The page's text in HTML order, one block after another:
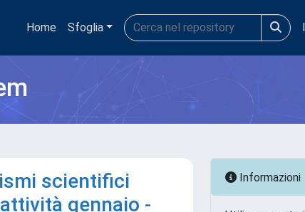
Home Sfoglia
scientifici
gennaio -
Informazioni